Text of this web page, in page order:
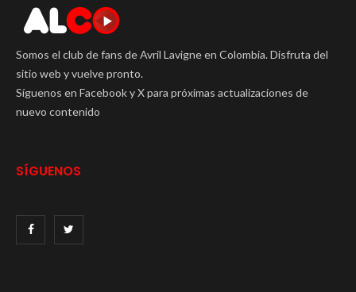
Somos el club de fans de Avril Lavigne en Colombia. Disfruta del
sitio web y vuelve pronto.
Síguenos en Facebook y X para próximas actualizaciones de
nuevo contenido
SÍGUENOS